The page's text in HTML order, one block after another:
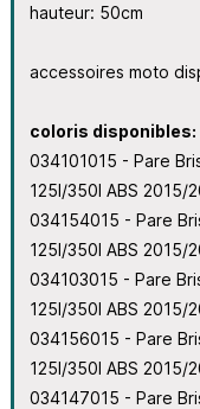
hauteur: 50cm
accessoires moto
coloris disponibles:
034101015 - Pare
125I/350I ABS 2015/
034154015 - Pare
125I/350I ABS 2015/
034103015 - Pare
125I/350I ABS 2015/
034156015 - Pare
125I/350I ABS 2015/
034147015 - Pare